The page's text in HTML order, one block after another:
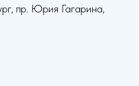
пр. Юрия Гагарина,